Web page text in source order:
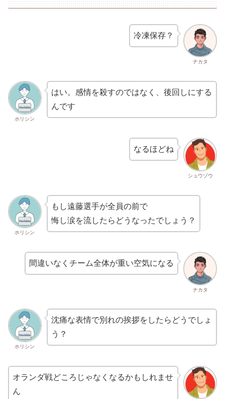
ナカタ
冷凍保存？
ホリシン
はい。感情を殺すのではなく、後回しにする
んです
シュウゾウ
なるほどね
ホリシン
もし遠藤選手が全員の前で
悔し涙を流したらどうなったでしょう？
ナカタ
間違いなくチーム全体が重い空気になる
ホリシン
沈痛な表情で別れの挨拶をしたらどうでしょ
う？
オランダ戦どころじゃなくなるかもしれませ
ん